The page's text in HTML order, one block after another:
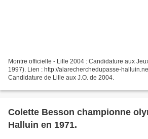
Montre officielle - Lille 2004 : Candidature aux
1997). Lien : http://alarecherchedupasse-
Candidature de Lille aux J.O. de 2004.
Colette Besson championne
Halluin en 1971.